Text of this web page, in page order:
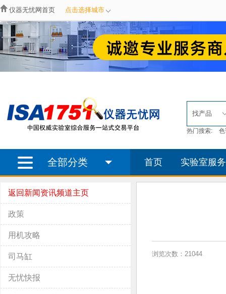
仪器无忧网首页 点击选择城市
找产品
热门搜索:
全部分类 首页 实验室服务
返回新闻资讯频道主页
政策
用机攻略
司马缸
无忧快报
浏览次数：21044